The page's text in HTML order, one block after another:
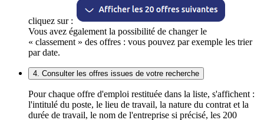
cliquez sur :
Vous avez également la possibilité de changer le
« classement » des offres : vous pouvez par exemple les trier
par date.
4. Consulter les offres issues de votre recherche
Pour chaque offre d'emploi restituée dans la liste, s'affichent :
l'intitulé du poste, le lieu de travail, la nature du contrat et la
durée de travail, le nom de l'entreprise si précisé, les 200